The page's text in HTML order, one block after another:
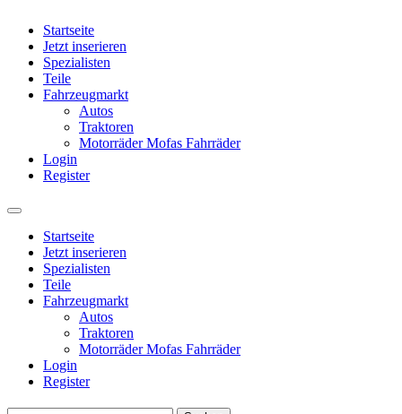
Startseite
Jetzt inserieren
Spezialisten
Teile
Fahrzeugmarkt
Autos
Traktoren
Motorräder Mofas Fahrräder
Login
Register
Startseite
Jetzt inserieren
Spezialisten
Teile
Fahrzeugmarkt
Autos
Traktoren
Motorräder Mofas Fahrräder
Login
Register